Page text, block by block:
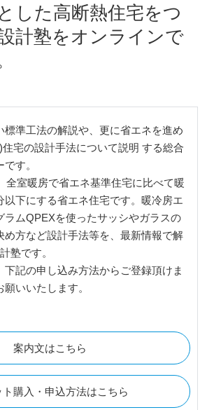
した⾼断熱住宅をつ
計塾をオンラインで
標準⼯法の解説や、更に省エネを進め
宅の設計⼿法について説明 する総合
す。
全室暖房で省エネ基準住宅に⽐べて暖
以下にする省エネ住宅です。暖冷房エ
ラムQPEXを使ったサッシやガラスの
め⽅など設計⼿法等を、最新情報で解
塾です。
下記の申し込み方法からご登録頂けま
いいたします。
案内文はこちら
ト購入・申込方法はこちら